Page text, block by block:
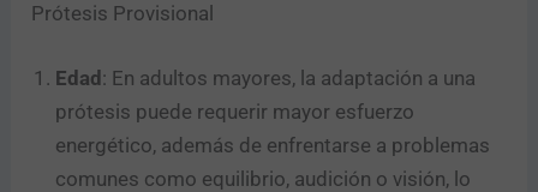
Prótesis Provisional
Edad: En adultos mayores, la adaptación a una
prótesis puede requerir mayor esfuerzo
energético, además de enfrentarse a problemas
comunes como equilibrio, audición o visión, lo